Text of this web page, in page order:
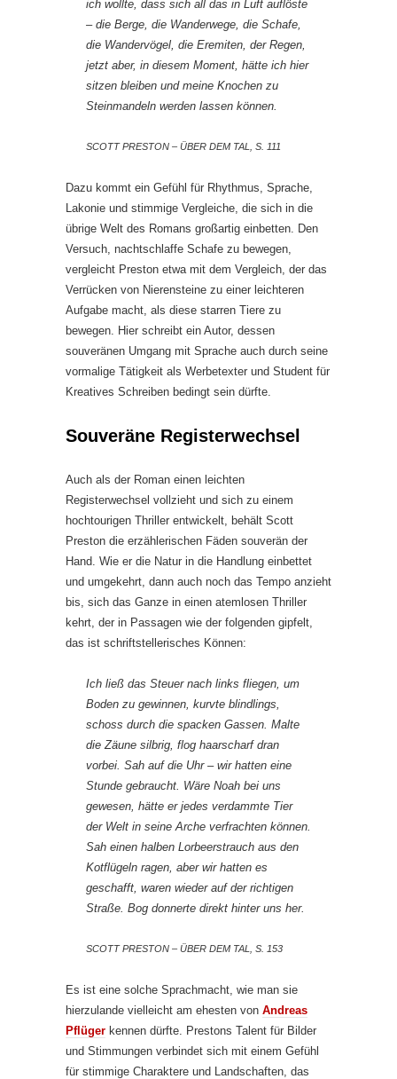
ich wollte, dass sich all das in Luft auflöste
– die Berge, die Wanderwege, die Schafe,
die Wandervögel, die Eremiten, der Regen,
jetzt aber, in diesem Moment, hätte ich hier
sitzen bleiben und meine Knochen zu
Steinmandeln werden lassen können.
SCOTT PRESTON – ÜBER DEM TAL, S. 111
Dazu kommt ein Gefühl für Rhythmus, Sprache,
Lakonie und stimmige Vergleiche, die sich in die
übrige Welt des Romans großartig einbetten. Den
Versuch, nachtschlaffe Schafe zu bewegen,
vergleicht Preston etwa mit dem Vergleich, der das
Verrücken von Nierensteine zu einer leichteren
Aufgabe macht, als diese starren Tiere zu
bewegen. Hier schreibt ein Autor, dessen
souveränen Umgang mit Sprache auch durch seine
vormalige Tätigkeit als Werbetexter und Student für
Kreatives Schreiben bedingt sein dürfte.
Souveräne Registerwechsel
Auch als der Roman einen leichten
Registerwechsel vollzieht und sich zu einem
hochtourigen Thriller entwickelt, behält Scott
Preston die erzählerischen Fäden souverän der
Hand. Wie er die Natur in die Handlung einbettet
und umgekehrt, dann auch noch das Tempo anzieht
bis, sich das Ganze in einen atemlosen Thriller
kehrt, der in Passagen wie der folgenden gipfelt,
das ist schriftstellerisches Können:
Ich ließ das Steuer nach links fliegen, um
Boden zu gewinnen, kurvte blindlings,
schoss durch die spacken Gassen. Malte
die Zäune silbrig, flog haarscharf dran
vorbei. Sah auf die Uhr – wir hatten eine
Stunde gebraucht. Wäre Noah bei uns
gewesen, hätte er jedes verdammte Tier
der Welt in seine Arche verfrachten können.
Sah einen halben Lorbeerstrauch aus den
Kotflügeln ragen, aber wir hatten es
geschafft, waren wieder auf der richtigen
Straße. Bog donnerte direkt hinter uns her.
SCOTT PRESTON – ÜBER DEM TAL, S. 153
Es ist eine solche Sprachmacht, wie man sie
hierzulande vielleicht am ehesten von Andreas
Pflüger kennen dürfte. Prestons Talent für Bilder
und Stimmungen verbindet sich mit einem Gefühl
für stimmige Charaktere und Landschaften, das